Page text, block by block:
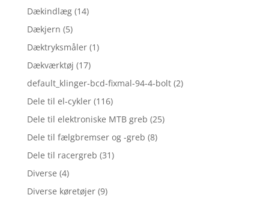
Dækindlæg (14)
Dækjern (5)
Dæktryksmåler (1)
Dækværktøj (17)
default_klinger-bcd-fixmal-94-4-bolt (2)
Dele til el-cykler (116)
Dele til elektroniske MTB greb (25)
Dele til fælgbremser og -greb (8)
Dele til racergreb (31)
Diverse (4)
Diverse køretøjer (9)